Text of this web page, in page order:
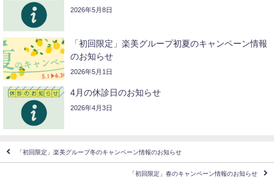
2026年5月8日
「初回限定」楽美グループ初夏のキャンペーン情報
のお知らせ
2026年5月1日
4月の休診日のお知らせ
2026年4月3日
「初回限定」楽美グループ冬のキャンペーン情報のお知らせ
「初回限定」春のキャンペーン情報のお知らせ